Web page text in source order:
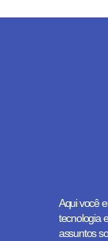
Aqui você
tecnologia
assuntos